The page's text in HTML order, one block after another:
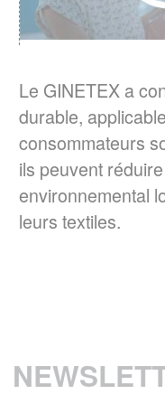
La loi AGEC
2022,
signalétique
produits tels
linge de
UN
GINETEX pour
Le GINETEX a
durable,
consommateurs
ils peuvent
environnemental
leurs textiles.